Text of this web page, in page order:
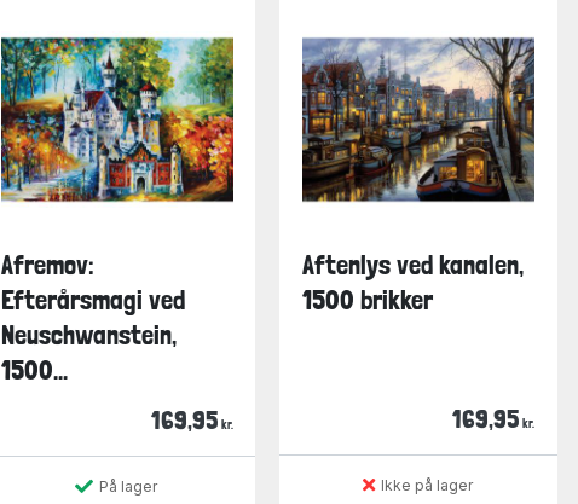
Afremov:
Efterårsmagi ved
Neuschwanstein,
1500...
169,95 kr.
På lager
Aftenlys ved kanalen,
1500 brikker
169,95 kr.
Ikke på lager